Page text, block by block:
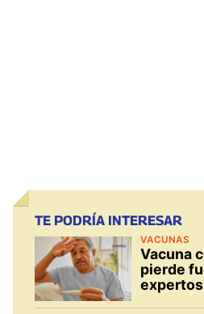
TE PODRÍA INTERESAR
VACUNAS
Vacuna
pierde
expertos